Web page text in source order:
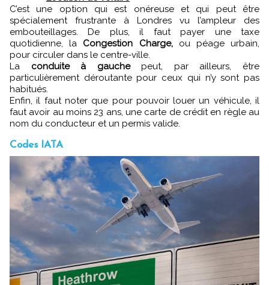
C’est une option qui est onéreuse et qui peut être
spécialement frustrante à Londres vu l’ampleur des
embouteillages. De plus, il faut payer une taxe
quotidienne, la Congestion Charge,ou péage urbain,
pour circuler dans le centre-ville.
La conduite à gauchepeut, par ailleurs, être
particulièrement déroutante pour ceux qui n’y sont pas
habitués.
Enfin, il faut noter que pour pouvoir louer un véhicule, il
faut avoir au moins 23 ans, une carte de crédit en règle au
nom du conducteur et un permis valide.
Codes IATA